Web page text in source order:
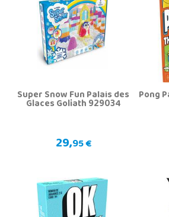
Super Snow Fun Palais des
Glaces Goliath 929034
29,95 €
Pong